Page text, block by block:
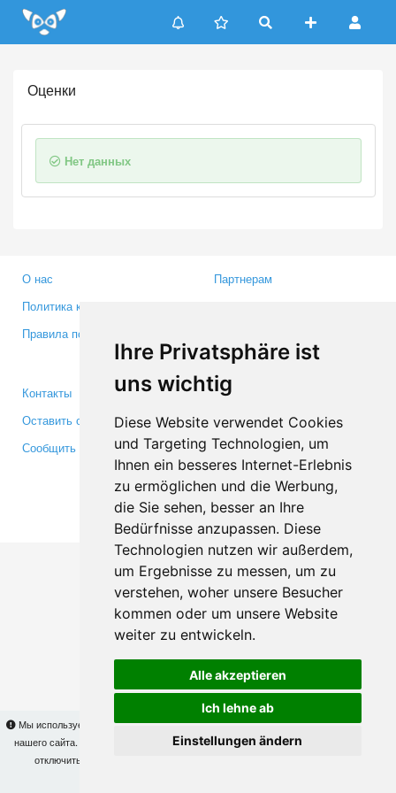
Ihre Privatsphäre ist
uns wichtig
Diese Website verwendet Cookies
und Targeting Technologien, um
Ihnen ein besseres Internet-Erlebnis
zu ermöglichen und die Werbung,
die Sie sehen, besser an Ihre
Bedürfnisse anzupassen. Diese
Technologien nutzen wir außerdem,
um Ergebnisse zu messen, um zu
verstehen, woher unsere Besucher
kommen oder um unsere Website
weiter zu entwickeln.
Alle akzeptieren
Ich lehne ab
Einstellungen ändern
Update cookies preferences
Мы используем cookies для того, чтобы Вы могли использовать весь функционал
нашего сайта. На
Вы сможете узнать подробности и, при желании,
отключить использование cookies. Продолжая пользоваться сайтом, Вы
Оценки
Нет данных
О нас
Политика конфиденциальности
Правила пользования
Партнерам
Медиа
Контакты
Оставить отзыв
Сообщить об ошибке
Facebook
Twitter
YouTube
Google+
Makis© Copyright 2026